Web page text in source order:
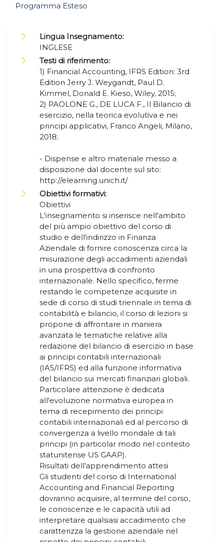
Programma Esteso
Lingua Insegnamento:
INGLESE
Testi di riferimento:
1) Financial Accounting, IFRS Edition: 3rd
Edition Jerry J. Weygandt, Paul D.
Kimmel, Donald E. Kieso, Wiley, 2015;
2) PAOLONE G., DE LUCA F., Il Bilancio di
esercizio, nella teorica evolutiva e nei
principi applicativi, Franco Angeli, Milano,
2018;
- Dispense e altro materiale messo a
disposizione dal docente sul sito:
http://elearning.unich.it/
Obiettivi formativi:
Obiettivi
L'insegnamento si inserisce nell'ambito
del più ampio obiettivo del corso di
studio e dell'indirizzo in Finanza
Aziendale di fornire conoscenza circa la
misurazione degli accadimenti aziendali
in una prospettiva di confronto
internazionale. Nello specifico, ferme
restando le competenze acquisite in
sede di corso di studi triennale in tema di
contabilità e bilancio, il corso di lezioni si
propone di affrontare in maniera
avanzata le tematiche relative alla
redazione del bilancio di esercizio in base
ai principi contabili internazionali
(IAS/IFRS) ed alla funzione informativa
del bilancio sui mercati finanziari globali.
Particolare attenzione è dedicata
all'evoluzione normativa europea in
tema di recepimento dei principi
contabili internazionali ed al percorso di
convergenza a livello mondale di tali
principi (in particolar modo nel contesto
statunitense US GAAP).
Risultati dell'apprendimento attesi
Gli studenti del corso di International
Accounting and Financial Reporting
dovranno acquisire, al termine del corso,
le conoscenze e le capacità utili ad
interpretare qualsiasi accadimento che
caratterizza la gestione aziendale nel